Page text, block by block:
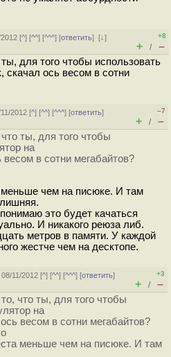
[^] [^^] [^^^] [ответить][↓]
+8
+ / –
для того чтобы использовать
скачал ось весом в сотни
2012 [^] [^^] [^^^] [ответить]
–7
+ / –
ты, для того чтобы
на
в сотни мегабайтов?
чем на писюке. И там
это будет качаться
И никакого реюза либ.
метров в памяти. У каждой
жестче чем на десктопе.
11/2012 [^] [^^] [^^^] [ответить]
+3
+ / –
что ты, для того чтобы
на
весом в сотни мегабайтов?
меньше чем на писюке. И там